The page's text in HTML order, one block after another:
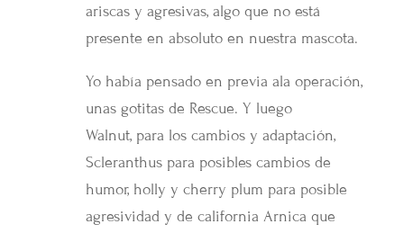
ariscas y agresivas, algo que no está
presente en absoluto en nuestra mascota.
Yo había pensado en previa ala operación,
unas gotitas de Rescue. Y luego
Walnut, para los cambios y adaptación,
Scleranthus para posibles cambios de
humor, holly y cherry plum para posible
agresividad y de california Arnica que